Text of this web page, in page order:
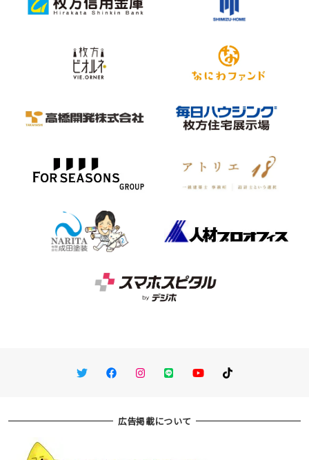
TwitterFacebookInstagram
LINE You TubeTikTok
広告掲載について